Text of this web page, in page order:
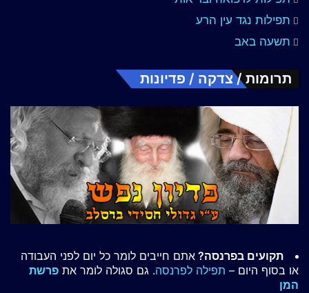
תפילות נגד עין הרע
תשעה באב
תרומות / צדקה / פדיונות
תקועים בפרנסה? אתם חייבים לומר כל יום לפני העבודה
או בסוף היום – תפילה לפרנסה. גם סגולה לומר את פרשת
המן